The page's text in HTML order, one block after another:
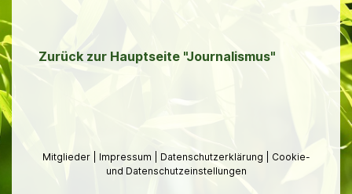
Zurück zur Hauptseite "Journalismus"
Mitglieder Impressum Datenschutzerklärung
Cookie-
und Datenschutzeinstellungen